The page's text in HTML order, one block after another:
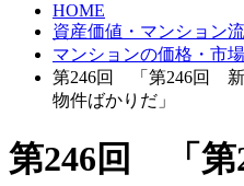
HOME
資産価値・マンション
マンションの価格・市場
第246回 「第246回 新
物件ばかりだ」
第246回 「